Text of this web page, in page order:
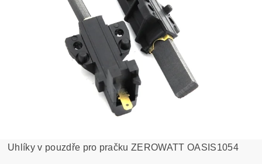
Uhlíky v pouzdře pro pračku ZEROWATT OASIS1054